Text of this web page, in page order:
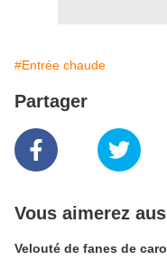
#Entrée chaude
Partager
Vous aimerez
Velouté de fanes de